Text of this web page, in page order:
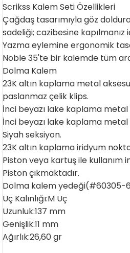
Scrikss Kalem Seti Özellikleri
Çağdaş tasarımıyla göz
sadeliği; cazibesine
Yazma eylemine ergonomik
Noble 35'te bir kalemde tüm
Dolma Kalem
23K altın kaplama metal
paslanmaz çelik klips.
İnci beyazı lake kaplama metal
İnci beyazı lake kaplama metal
Siyah seksiyon.
23K altın kaplama iridyum
Piston veya kartuş ile kullanım
Piston çıkmaktadır.
Dolma kalem yedeği(#60305-
Uç Kalınlığı:M Uç
Uzunluk:137 mm
Genişlik:11 mm
Ağırlık:26,60 gr